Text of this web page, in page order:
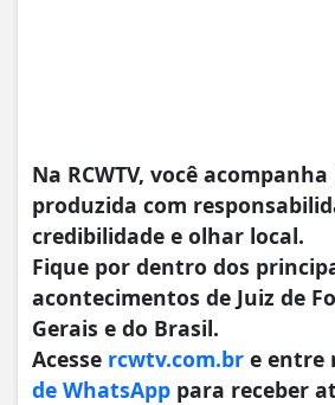
Na RCWTV, você
produzida com
credibilidade e olhar local.
Fique por dentro dos
acontecimentos de Juiz de
Gerais e do Brasil.
Acesse rcwtv.com.br e entre
de WhatsApp para receber